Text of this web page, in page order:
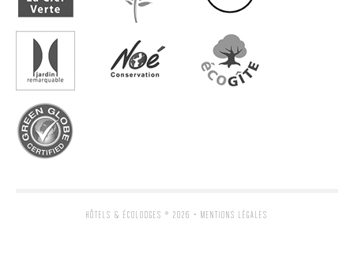
HÔTELS & ÉCOLODGES ® 2026 • MENTIONS LÉGALES